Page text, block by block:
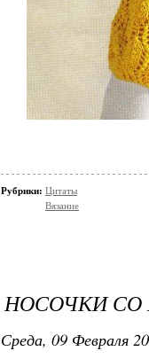
Рубрики: Цитаты
Вязание
НОСОЧКИ
Среда, 09 Февраля